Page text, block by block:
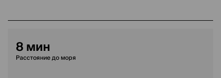
8 мин
Расстояние до моря